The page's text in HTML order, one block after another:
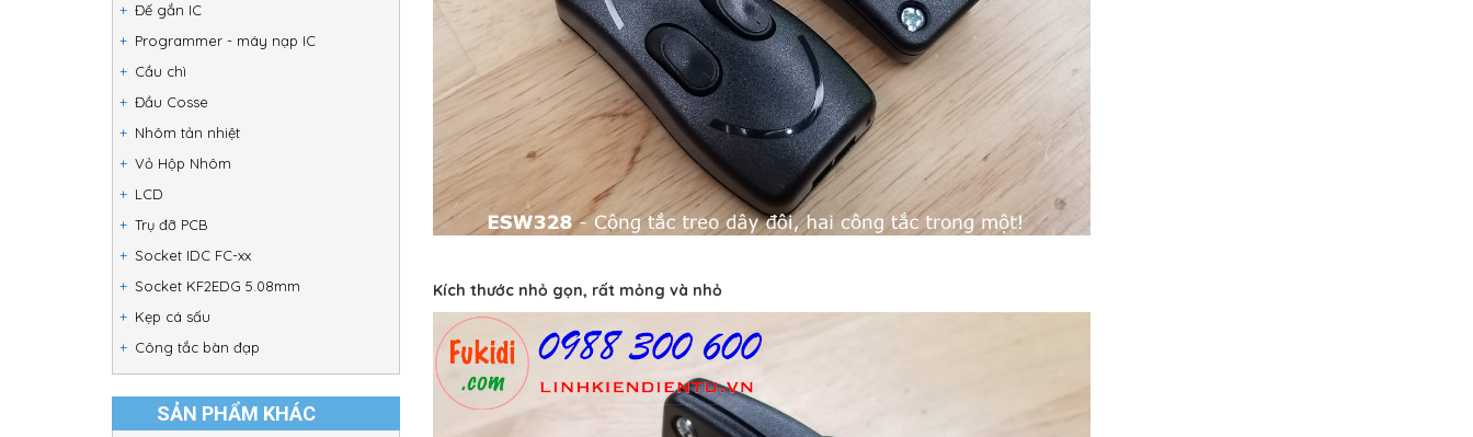
Đế gắn IC
Programmer - máy nạp IC
Cầu chì
Đầu Cosse
Nhôm tản nhiệt
Vỏ Hộp Nhôm
LCD
Trụ đỡ PCB
Socket IDC FC-xx
Socket KF2EDG 5.08mm
Kẹp cá sấu
Công tắc bàn đạp
SẢN PHẨM KHÁC
Kích thước nhỏ gọn, rất mỏng và nhỏ